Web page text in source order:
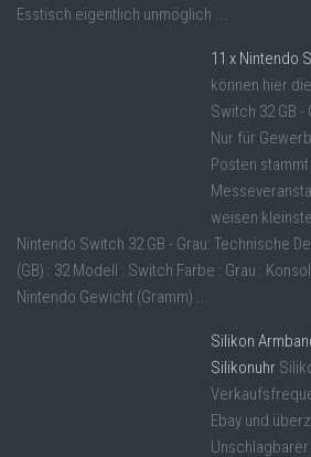
Esstisch eigentlich unmöglich ...
11 x Nintendo
können hier
Switch 32 GB
Nur für
Posten
weisen
Nintendo Switch 32 GB - Grau: Technische
(GB) : 32 Modell : Switch Farbe : Grau :
Nintendo Gewicht (Gramm) ...
Silikon
Silikonuhr
Ebay und